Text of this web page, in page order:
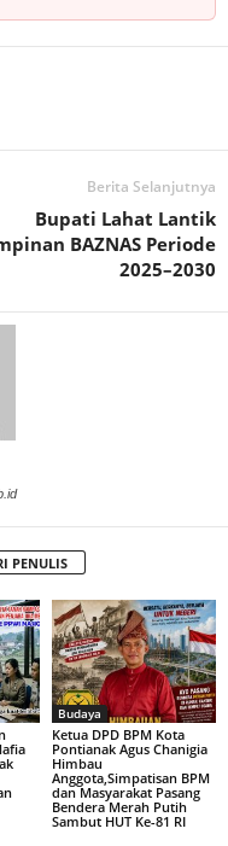
Berita Selanjutnya
Bupati Lahat Lantik
BAZNAS Periode
2025–2030
PENULIS
Budaya
Ketua DPD BPM Kota
Pontianak Agus Chanigia
Himbau
Anggota,Simpatisan BPM
dan Masyarakat Pasang
Bendera Merah Putih
Sambut HUT Ke-81 RI